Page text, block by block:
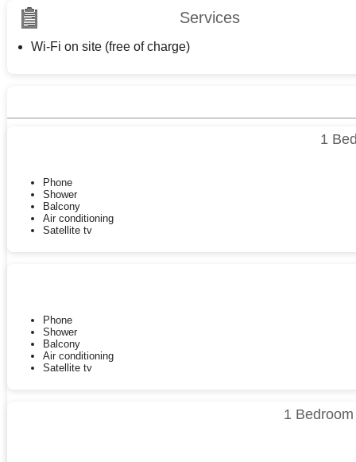
Services
Wi-Fi on site (free of charge)
1
Phone
Shower
Balcony
Air conditioning
Satellite tv
Phone
Shower
Balcony
Air conditioning
Satellite tv
1